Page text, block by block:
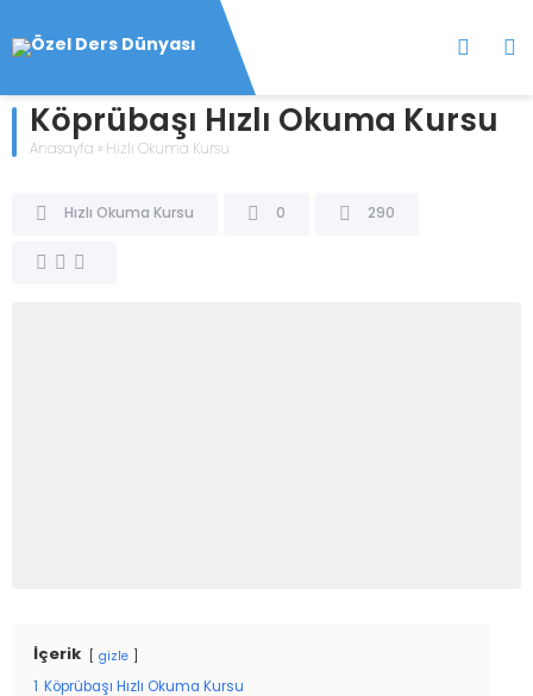
Köprübaşı Hızlı Okuma Kursu
Anasayfa » Hızlı Okuma Kursu
Hızlı Okuma Kursu 0 290
İçerik gizle
Köprübaşı Hızlı Okuma Kursu